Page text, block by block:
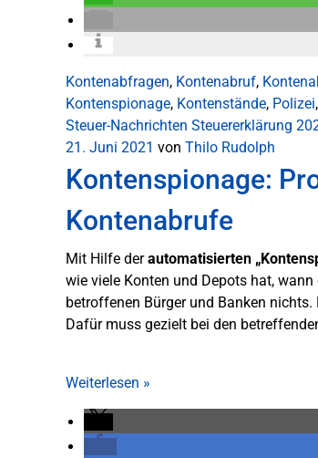
Kontenabfragen, Kontenabruf,
Kontenspionage, Kontenstände, Polizei,
Steuer-Nachrichten Steuererklärung
21. Juni 2021 von Thilo Rudolph
Kontenspionage:
Kontenabrufe
Mit Hilfe derautomatisierten
wie viele Konten und Depots hat,
betroffenen Bürger und Banken
Dafür muss gezielt bei den
Weiterlesen »